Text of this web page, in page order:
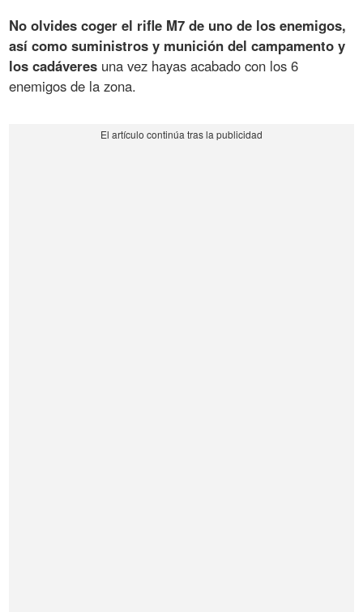
No olvides coger el rifle M7 de uno de los enemigos,
así como suministros y munición del campamento y
los cadáveres una vez hayas acabado con los 6
enemigos de la zona.